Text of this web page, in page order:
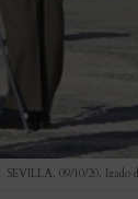
SEVILLA. 09/10/20.